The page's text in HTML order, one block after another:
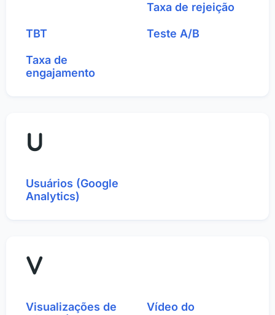
Taxa de rejeição
TBT Teste A/B
Taxa de
engajamento
U
Usuários (Google
Analytics)
V
Visualizações de
Vídeo do